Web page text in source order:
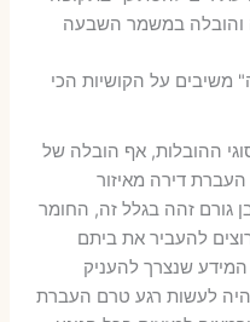
והובלה במשמר השבעה
על הקושיות הכי
ההובלות, אף הובלה של
דירה מאיזור
גורם זהה בגלל זה, החומר
להעביר את ביתם
שנצרך להעניק
לעשות רגע טרם העברת